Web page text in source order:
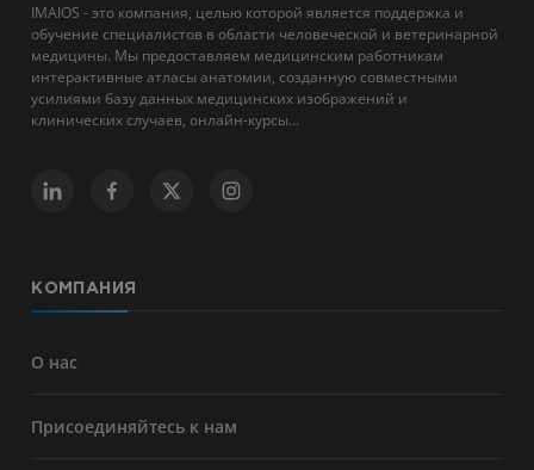
IMAIOS - это компания, целью которой является поддержка и
обучение специалистов в области человеческой и ветеринарной
медицины. Мы предоставляем медицинским работникам
интерактивные атласы анатомии, созданную совместными
усилиями базу данных медицинских изображений и
клинических случаев, онлайн-курсы...
КОМПАНИЯ
О нас
Присоединяйтесь к нам